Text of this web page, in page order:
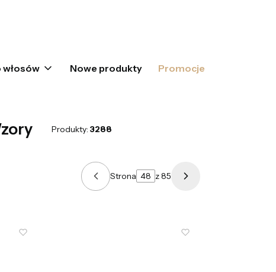
koszyku: 0. Zobacz szczegóły
włosów Nowe produkty Promocje
Produkty: 3288
Poprzednie produkty
Strona z 85 Następne produkty